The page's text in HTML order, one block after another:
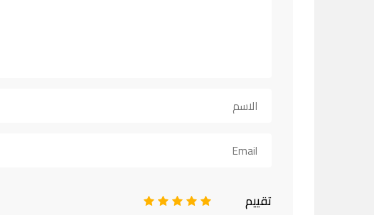
تقييم 5
4
3
2